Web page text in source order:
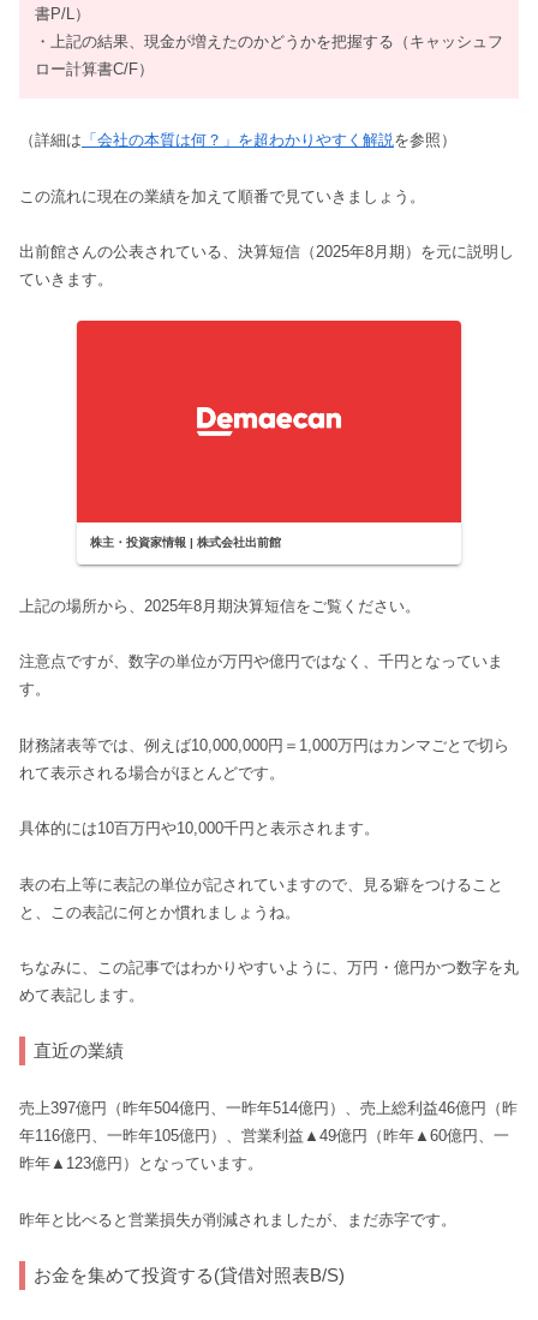
書P/L）
・上記の結果、現金が増えたのかどうかを把握する（キャッシュフ
ロー計算書C/F）
（詳細は 「会社の本質は何？」を超わかりやすく解説を参照）
この流れに現在の業績を加えて順番で見ていきましょう。
出前館さんの公表されている、決算短信（2025年8月期）を元に説明し
ていきます。
株主・投資家情報 | 株式会社出前館
上記の場所から、2025年8月期決算短信をご覧ください。
注意点ですが、数字の単位が万円や億円ではなく、千円となっていま
す。
財務諸表等では、例えば10,000,000円＝1,000万円はカンマごとで切ら
れて表示される場合がほとんどです。
具体的には10百万円や10,000千円と表示されます。
表の右上等に表記の単位が記されていますので、見る癖をつけること
と、この表記に何とか慣れましょうね。
ちなみに、この記事ではわかりやすいように、万円・億円かつ数字を丸
めて表記します。
直近の業績
売上397億円（昨年504億円、一昨年514億円）、売上総利益46億円（昨
年116億円、一昨年105億円）、営業利益▲49億円（昨年▲60億円、一
昨年▲123億円）となっています。
昨年と比べると営業損失が削減されましたが、まだ赤字です。
お金を集めて投資する(貸借対照表B/S)